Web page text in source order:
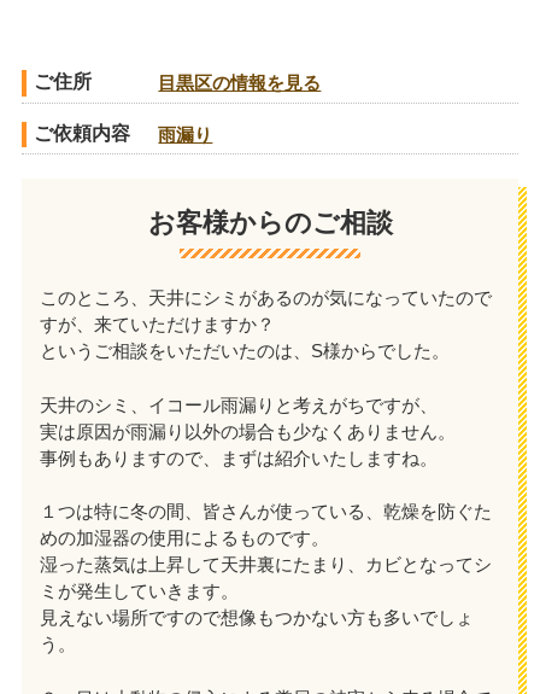
ご住所 目黒区の情報を見る
ご依頼内容 雨漏り
お客様からのご相談
このところ、天井にシミがあるのが気になっていたので
すが、来ていただけますか？
というご相談をいただいたのは、S様からでした。
天井のシミ、イコール雨漏りと考えがちですが、
実は原因が雨漏り以外の場合も少なくありません。
事例もありますので、まずは紹介いたしますね。
１つは特に冬の間、皆さんが使っている、乾燥を防ぐた
めの加湿器の使用によるものです。
湿った蒸気は上昇して天井裏にたまり、カビとなってシ
ミが発生していきます。
見えない場所ですので想像もつかない方も多いでしょ
う。